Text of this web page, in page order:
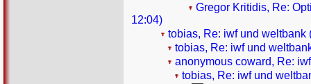
Gregor Kritidis, Re:
12:04)
tobias, Re: iwf und weltbank
tobias, Re: iwf und
anonymous coward, Re:
tobias, Re: iwf und